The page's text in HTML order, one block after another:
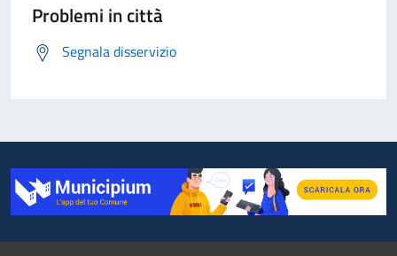
Problemi in città
Segnala disservizio